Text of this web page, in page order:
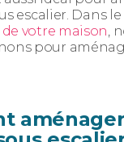
escalier. Dans
votre maison ,
pour